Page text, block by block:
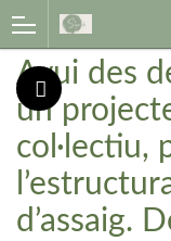
Avui des
un
col·lectiu,
d’assaig.